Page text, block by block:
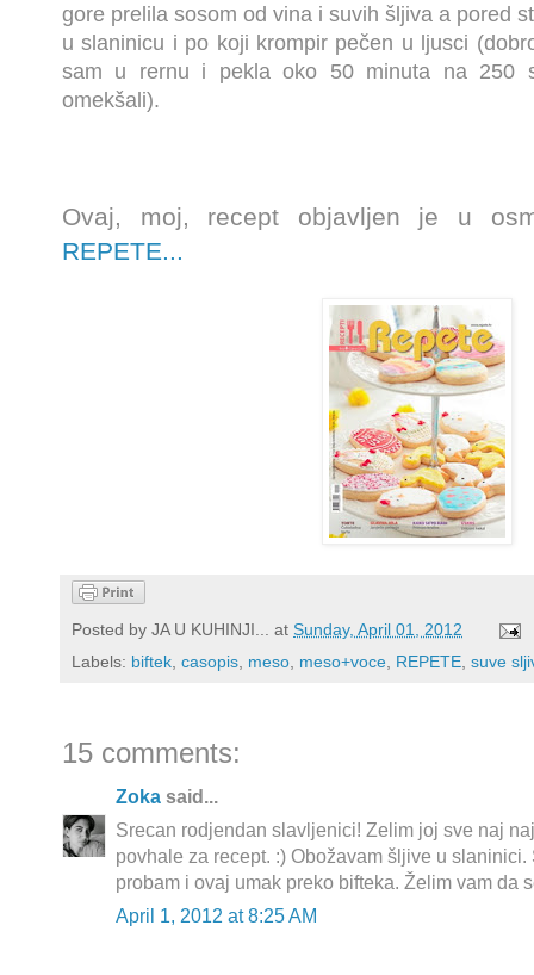
gore prelila sosom od vina i suvih šljiva a pored
u slaninicu i po koji krompir pečen u ljusci
sam u rernu i pekla oko 50 minuta na 250
omekšali).
Ovaj, moj, recept objavljen je u
REPETE...
Posted by JA U KUHINJI... at Sunday, April 01, 2012
Labels: biftek, casopis, meso, meso+voce, REPETE, suve
15 comments:
Zoka said...
Srecan rodjendan slavljenici! Zelim joj sve naj
povhale za recept. :) Obožavam šljive u
probam i ovaj umak preko bifteka. Želim vam da
April 1, 2012 at 8:25 AM